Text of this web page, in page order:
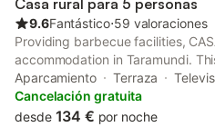
Casa rural para 5 personas
9.6Fantástico⋅59 valoraciones
Providing barbecue facilities,
accommodation in Taramundi.
balcony and free private parking.
and features a garden and picnic
Aparcamiento Terraza
Cancelación gratuita
desde 134 € por noche